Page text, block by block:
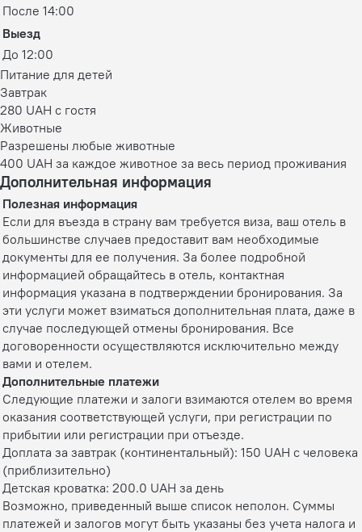
После 14:00
Выезд
До 12:00
Питание для детей
Завтрак
280 UAH c гостя
Животные
Разрешены любые животные
400 UAH за каждое животное за весь период проживания
Дополнительная информация
Полезная информация
Если для въезда в страну вам требуется виза, ваш отель в
большинстве случаев предоставит вам необходимые
документы для ее получения. За более подробной
информацией обращайтесь в отель, контактная
информация указана в подтверждении бронирования. За
эти услуги может взиматься дополнительная плата, даже в
случае последующей отмены бронирования. Все
договоренности осуществляются исключительно между
вами и отелем.
Дополнительные платежи
Следующие платежи и залоги взимаются отелем во время
оказания соответствующей услуги, при регистрации по
прибытии или регистрации при отъезде.
Доплата за завтрак (континентальный): 150 UAH с человека
(приблизительно)
Детская кроватка: 200.0 UAH за день
Возможно, приведенный выше список неполон. Суммы
платежей и залогов могут быть указаны без учета налога и